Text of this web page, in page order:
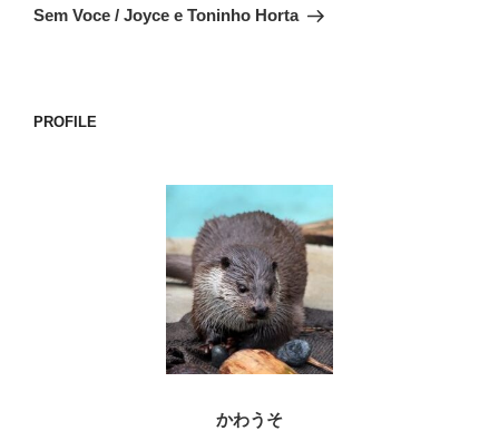
ゲ
ン
の
Sem Voce / Joyce e Toninho Horta
PROFILE
かわうそ